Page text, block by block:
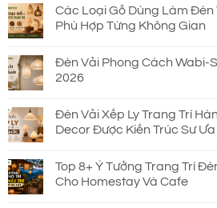
Các Loại Gỗ Dùng Làm Đèn
Phù Hợp Từng Không Gian
Đèn Vải Phong Cách Wabi-
2026
Đèn Vải Xếp Ly Trang Trí
Decor Được Kiến Trúc Sư
Top 8+ Ý Tưởng Trang Trí
Cho Homestay Và Cafe